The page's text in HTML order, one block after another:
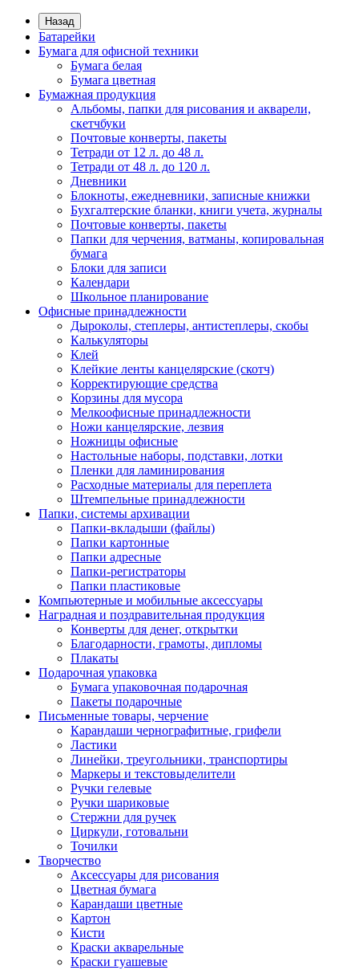
Назад
Батарейки
Бумага для офисной техники
Бумага белая
Бумага цветная
Бумажная продукция
Альбомы, папки для рисования и акварели,
скетчбуки
Почтовые конверты, пакеты
Тетради от 12 л. до 48 л.
Тетради от 48 л. до 120 л.
Дневники
Блокноты, ежедневники, записные книжки
Бухгалтерские бланки, книги учета, журналы
Почтовые конверты, пакеты
Папки для черчения, ватманы, копировальная
бумага
Блоки для записи
Календари
Школьное планирование
Офисные принадлежности
Дыроколы, степлеры, антистеплеры, скобы
Калькуляторы
Клей
Клейкие ленты канцелярские (скотч)
Корректирующие средства
Корзины для мусора
Мелкоофисные принадлежности
Ножи канцелярские, лезвия
Ножницы офисные
Настольные наборы, подставки, лотки
Пленки для ламинирования
Расходные материалы для переплета
Штемпельные принадлежности
Папки, системы архивации
Папки-вкладыши (файлы)
Папки картонные
Папки адресные
Папки-регистраторы
Папки пластиковые
Компьютерные и мобильные аксессуары
Наградная и поздравительная продукция
Конверты для денег, открытки
Благодарности, грамоты, дипломы
Плакаты
Подарочная упаковка
Бумага упаковочная подарочная
Пакеты подарочные
Письменные товары, черчение
Карандаши чернографитные, грифели
Ластики
Линейки, треугольники, транспортиры
Маркеры и текстовыделители
Ручки гелевые
Ручки шариковые
Стержни для ручек
Циркули, готовальни
Точилки
Творчество
Аксессуары для рисования
Цветная бумага
Карандаши цветные
Картон
Кисти
Краски акварельные
Краски гуашевые